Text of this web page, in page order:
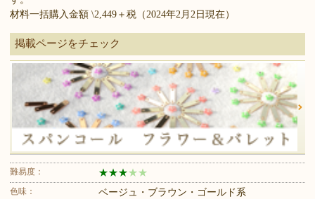
材料一括購入金額 \2,449＋税（2024年2月2日現在）
掲載ページをチェック
難易度： ★★★ ★ ★
色味： ベージュ・ブラウン・ゴールド系